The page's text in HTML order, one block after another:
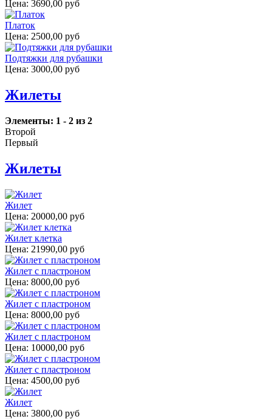
Цена: 3690,00 руб
Платок
Цена: 2500,00 руб
Подтяжки для рубашки
Цена: 3000,00 руб
Жилеты
Элементы: 1 - 2 из 2
Второй
Первый
Жилеты
Жилет
Цена: 20000,00 руб
Жилет клетка
Цена: 21990,00 руб
Жилет с пластроном
Цена: 8000,00 руб
Жилет с пластроном
Цена: 8000,00 руб
Жилет с пластроном
Цена: 10000,00 руб
Жилет с пластроном
Цена: 4500,00 руб
Жилет
Цена: 3800,00 руб